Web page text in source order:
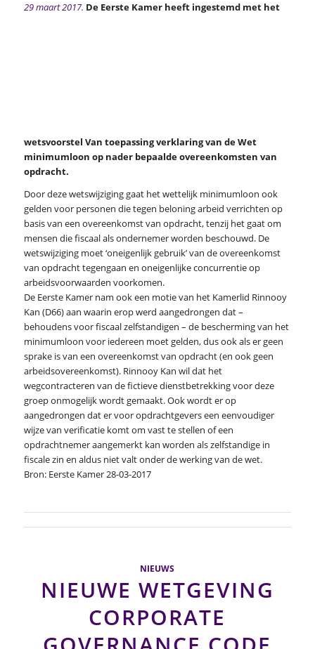
29 maart 2017. De Eerste Kamer heeft ingestemd met het
wetsvoorstel Van toepassing verklaring van de Wet
minimumloon op nader bepaalde overeenkomsten van
opdracht.
Door deze wetswijziging gaat het wettelijk minimumloon ook
gelden voor personen die tegen beloning arbeid verrichten op
basis van een overeenkomst van opdracht, tenzij het gaat om
mensen die fiscaal als ondernemer worden beschouwd. De
wetswijziging moet ‘oneigenlijk gebruik’ van de overeenkomst
van opdracht tegengaan en oneigenlijke concurrentie op
arbeidsvoorwaarden voorkomen.
De Eerste Kamer nam ook een motie van het Kamerlid Rinnooy
Kan (D66) aan waarin erop werd aangedrongen dat –
behoudens voor fiscaal zelfstandigen – de bescherming van het
minimumloon voor iedereen moet gelden, dus ook als er geen
sprake is van een overeenkomst van opdracht (en ook geen
arbeidsovereenkomst). Rinnooy Kan wil dat het
wegcontracteren van de fictieve dienstbetrekking voor deze
groep onmogelijk wordt gemaakt. Ook wordt er op
aangedrongen dat er voor opdrachtgevers een eenvoudiger
wijze van verificatie komt om vast te stellen of een
opdrachtnemer aangemerkt kan worden als zelfstandige in
fiscale zin en aldus niet valt onder de werking van de wet.
Bron: Eerste Kamer 28-03-2017
NIEUWS
NIEUWE WETGEVING
CORPORATE